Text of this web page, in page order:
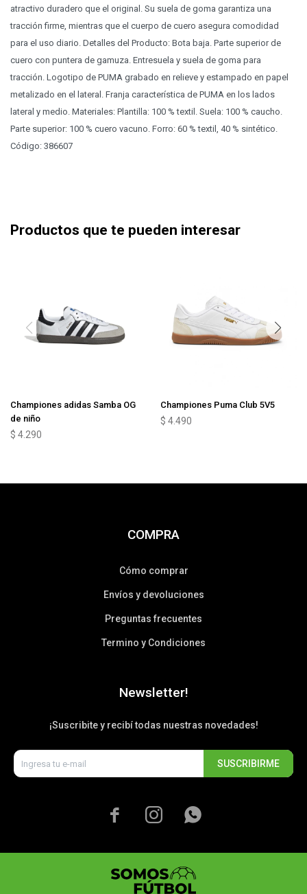
atractivo duradero que el original. Su suela de goma garantiza una
tracción firme, mientras que el cuerpo de cuero asegura comodidad
para el uso diario. Detalles del Producto: Bota baja. Parte superior de
cuero con puntera de gamuza. Entresuela y suela de goma para
tracción. Logotipo de PUMA grabado en relieve y estampado en papel
metalizado en el lateral. Franja característica de PUMA en los lados
lateral y medio. Materiales: Plantilla: 100 % textil. Suela: 100 % caucho.
Parte superior: 100 % cuero vacuno. Forro: 60 % textil, 40 % sintético.
Código: 386607
Productos que te pueden interesar
Championes adidas Samba OG
de niño
$ 4.290
Championes Puma Club 5V5
$ 4.490
COMPRA
Cómo comprar
Envíos y devoluciones
Preguntas frecuentes
Termino y Condiciones
Newsletter!
¡Suscribite y recibí todas nuestras novedades!
SUSCRIBIRME
  